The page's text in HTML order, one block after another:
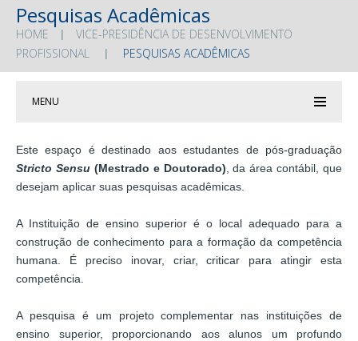
Pesquisas Acadêmicas
HOME
VICE-PRESIDÊNCIA DE DESENVOLVIMENTO
PROFISSIONAL
PESQUISAS ACADÊMICAS
MENU
Este espaço é destinado aos estudantes de pós-graduação
Stricto Sensu(Mestrado e Doutorado) , da área contábil, que
desejam aplicar suas pesquisas acadêmicas.
A Instituição de ensino superior é o local adequado para a
construção de conhecimento para a formação da competência
humana. É preciso inovar, criar, criticar para atingir esta
competência.
A pesquisa é um projeto complementar nas instituições de
ensino superior, proporcionando aos alunos um profundo